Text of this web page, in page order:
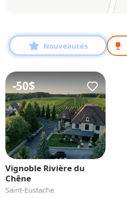
Nouveautés
-50$
Vignoble Rivière du
Chêne
Saint-Eustache